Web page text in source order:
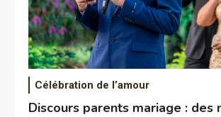
Célébration de l’amour
Discours parents mariage : des